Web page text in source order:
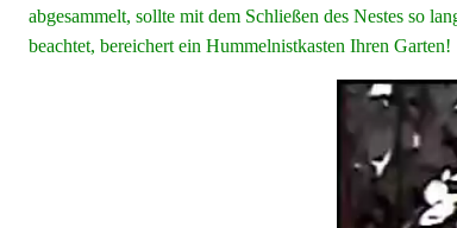
abgesammelt, sollte mit dem Schließen des Nestes so
beachtet, bereichert ein Hummelnistkasten Ihren Garten!